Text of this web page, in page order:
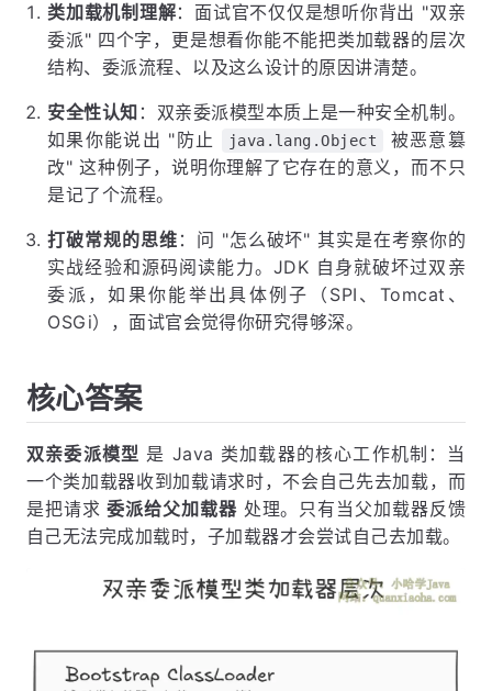
类加载机制理解：面试官不仅仅是想听你背出 "双亲
委派" 四个字，更是想看你能不能把类加载器的层次
结构、委派流程、以及这么设计的原因讲清楚。
安全性认知 ：双亲委派模型本质上是一种安全机制。
如果你能说出 "防止
java.lang.Object
被恶意篡
改" 这种例子，说明你理解了它存在的意义，而不只
是记了个流程。
打破常规的思维 ：问 "怎么破坏" 其实是在考察你的
实战经验和源码阅读能力。JDK 自身就破坏过双亲
委派，如果你能举出具体例子（SPI、Tomcat、
OSGi），面试官会觉得你研究得够深。
核心答案
双亲委派模型 是 Java 类加载器的核心工作机制：当
一个类加载器收到加载请求时，不会自己先去加载，而
是把请求委派给父加载器处理。只有当父加载器反馈
自己无法完成加载时，子加载器才会尝试自己去加载。